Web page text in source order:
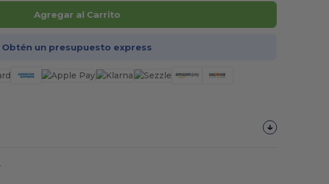
Agregar al Carrito
Obtén un presupuesto express